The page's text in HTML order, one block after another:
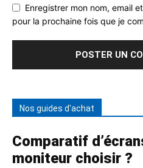
Enregistrer mon nom, email
pour la prochaine fois que je
Nos guides d'achat
Comparatif
moniteur choisir ?